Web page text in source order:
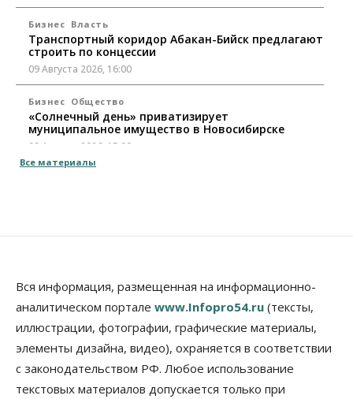
Бизнес Власть
Транспортный коридор Абакан-Бийск предлагают
строить по концессии
09 Августа 2026, 16:00
Бизнес Общество
«Солнечный день» приватизирует
муниципальное имущество в Новосибирске
09 Августа 2026, 15:00
Новосибирском объявят в ближайшее время
Общество
Экстренное предупреждение из-за жары в
Новосибирске распространили спасатели
09 Августа 2026, 13:30
Все материалы
Вся информация, размещенная на информационно-
аналитическом портале www.Infopro54.ru (тексты,
иллюстрации, фотографии, графические материалы,
элементы дизайна, видео), охраняется в соответствии
с законодательством РФ. Любое использование
текстовых материалов допускается только при